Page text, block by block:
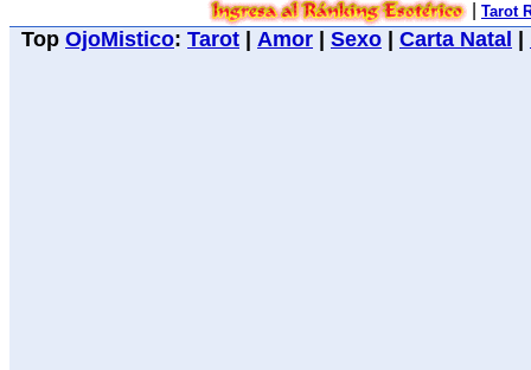
Tarot
Top OjoMistico: Tarot Amor Sexo Carta Natal